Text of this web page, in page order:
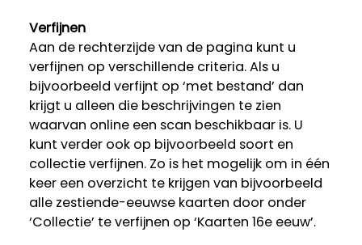
Verfijnen
Aan de rechterzijde van de pagina kunt u
verfijnen op verschillende criteria. Als u
bijvoorbeeld verfijnt op ‘met bestand’ dan
krijgt u alleen die beschrijvingen te zien
waarvan online een scan beschikbaar is. U
kunt verder ook op bijvoorbeeld soort en
collectie verfijnen. Zo is het mogelijk om in één
keer een overzicht te krijgen van bijvoorbeeld
alle zestiende-eeuwse kaarten door onder
‘Collectie’ te verfijnen op ‘Kaarten 16e eeuw’.